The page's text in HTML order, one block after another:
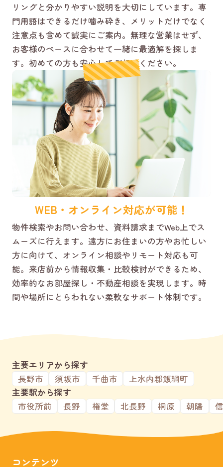
リングと分かりやすい説明を大切にしています。専
門用語はできるだけ噛み砕き、メリットだけでなく
注意点も含めて誠実にご案内。無理な営業はせず、
お客様のペースに合わせて一緒に最適解を探しま
す。初めての方も安心してご相談ください。
WEB・オンライン対応が可能！
物件検索やお問い合わせ、資料請求までWeb上でス
ムーズに行えます。遠方にお住まいの方やお忙しい
方に向けて、オンライン相談やリモート対応も可
能。来店前から情報収集・比較検討ができるため、
効率的なお部屋探し・不動産相談を実現します。時
間や場所にとらわれない柔軟なサポート体制です。
主要エリアから探す
長野市
須坂市 千曲市
上水内郡飯綱町
主要駅から探す
市役所前
長野 権堂 北長野 桐原 朝陽
コンテンツ